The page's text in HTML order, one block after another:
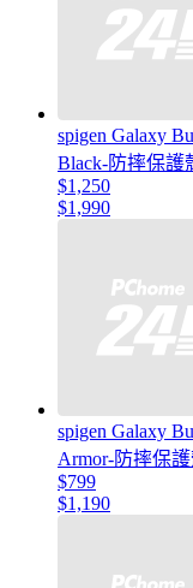
spigen Galaxy
Black-防摔保護
$1,250
$1,990
spigen Galaxy
Armor-防摔保
$799
$1,190